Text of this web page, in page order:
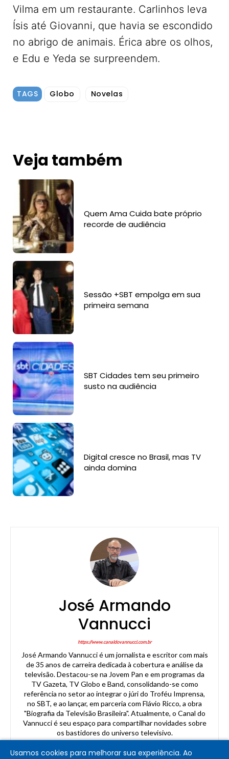
Vilma em um restaurante. Carlinhos leva
Ísis até Giovanni, que havia se escondido
no abrigo de animais. Érica abre os olhos,
e Edu e Yeda se surpreendem.
TAGS Globo Novelas
Veja também
Quem Ama Cuida bate próprio
recorde de audiência
Sessão +SBT empolga em sua
primeira semana
SBT Cidades tem seu primeiro
susto na audiência
Digital cresce no Brasil, mas TV
ainda domina
José Armando
Vannucci
https://www.canaldovannucci.com.br
José Armando Vannucci é um jornalista e escritor com mais
de 35 anos de carreira dedicada à cobertura e análise da
televisão. Destacou-se na Jovem Pan e em programas da
TV Gazeta, TV Globo e Band, consolidando-se como
referência no setor ao integrar o júri do Troféu Imprensa,
no SBT, e ao lançar, em parceria com Flávio Ricco, a obra
"Biografia da Televisão Brasileira". Atualmente, o Canal do
Vannucci é seu espaço para compartilhar novidades sobre
os bastidores do universo televisivo.
Usamos cookies para melhorar sua experiência. Ao